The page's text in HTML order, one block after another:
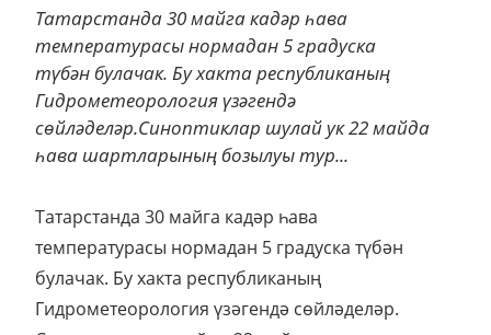
Татарстанда 30 майга кадәр һава
температурасы нормадан 5 градуска
түбән булачак. Бу хакта республиканың
Гидрометеорология үзәгендә
сөйләделәр.Синоптиклар шулай ук 22 майда
һава шартларының бозылуы тур...
Татарстанда 30 майга кадәр һава
температурасы нормадан 5 градуска түбән
булачак. Бу хакта республиканың
Гидрометеорология үзәгендә сөйләделәр.